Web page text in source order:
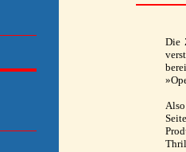
Die